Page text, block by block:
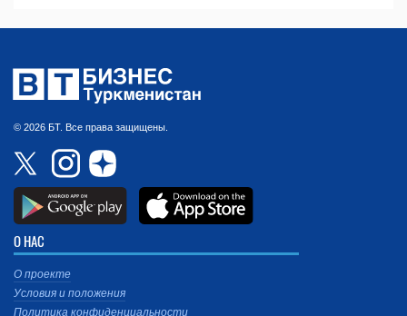
© 2026 БТ. Все права защищены.
О НАС
О проекте
Условия и положения
Политика конфиденциальности